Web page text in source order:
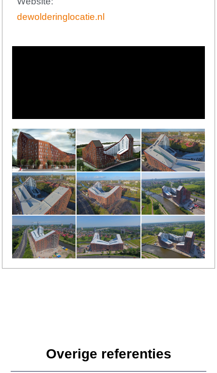
dewolderinglocatie.nl
Overige referenties